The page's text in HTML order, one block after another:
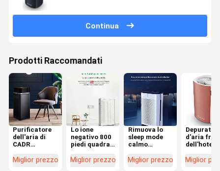
Continua
Prodotti Raccomandati
Purificatore
dell'aria di
CADR
PM2.5 per la
Miglior prezzo
Lo ione
negativo 800
piedi quadrati
colore bianco
Miglior prezzo
Rimuova lo
sleep mode
calmo
UV-C del
Miglior prezzo
d'aria
dell'hotel
Miglior